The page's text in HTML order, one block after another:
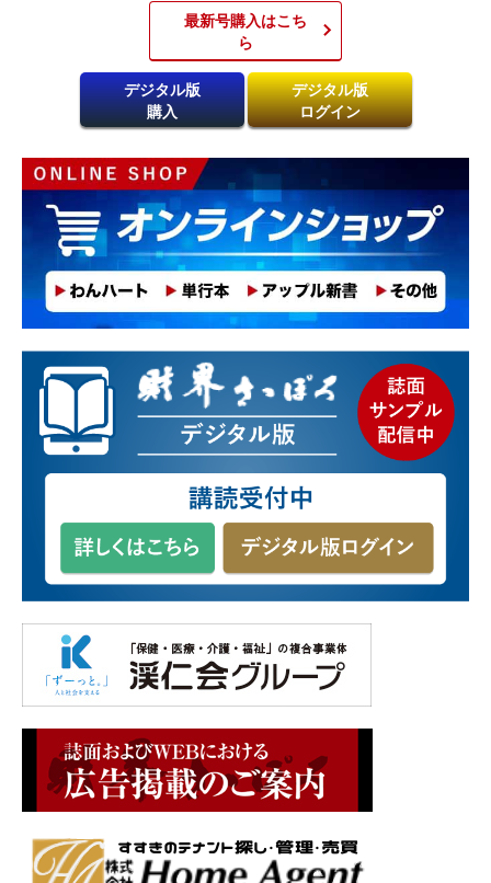
最新号購入はこち
ら​
デジタル版
購入
デジタル版
ログイン